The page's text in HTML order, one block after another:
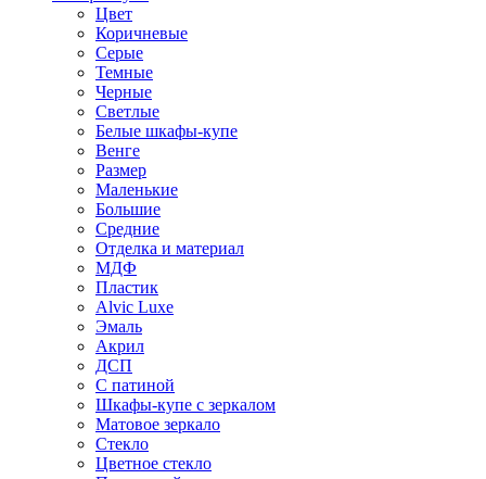
Цвет
Коричневые
Серые
Темные
Черные
Светлые
Белые шкафы-купе
Венге
Размер
Маленькие
Большие
Средние
Отделка и материал
МДФ
Пластик
Alvic Luxe
Эмаль
Акрил
ДСП
С патиной
Шкафы-купе с зеркалом
Матовое зеркало
Стекло
Цветное стекло